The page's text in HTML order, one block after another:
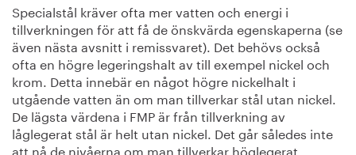
Specialstål kräver ofta mer vatten och energi i
tillverkningen för att få de önskvärda egenskaperna (se
även nästa avsnitt i remissvaret). Det behövs också
ofta en högre legeringshalt av till exempel nickel och
krom. Detta innebär en något högre nickelhalt i
utgående vatten än om man tillverkar stål utan nickel.
De lägsta värdena i FMP är från tillverkning av
låglegerat stål är helt utan nickel. Det går således inte
att nå de nivåerna om man tillverkar höglegerat